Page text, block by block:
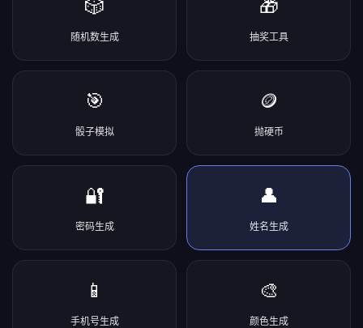
🎲
随机数生成
🎁
抽奖工具
🎯
骰子模拟
🪙
抛硬币
🔐
密码生成
👤
姓名生成
📱
手机号生成
🎨
颜色生成